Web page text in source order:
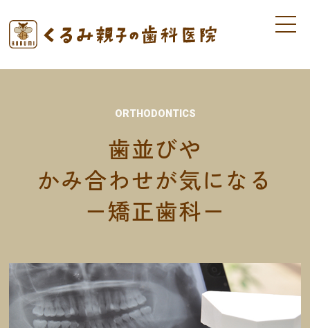
ORTHODONTICS
歯並びや
かみ合わせが気になる
－矯正歯科－